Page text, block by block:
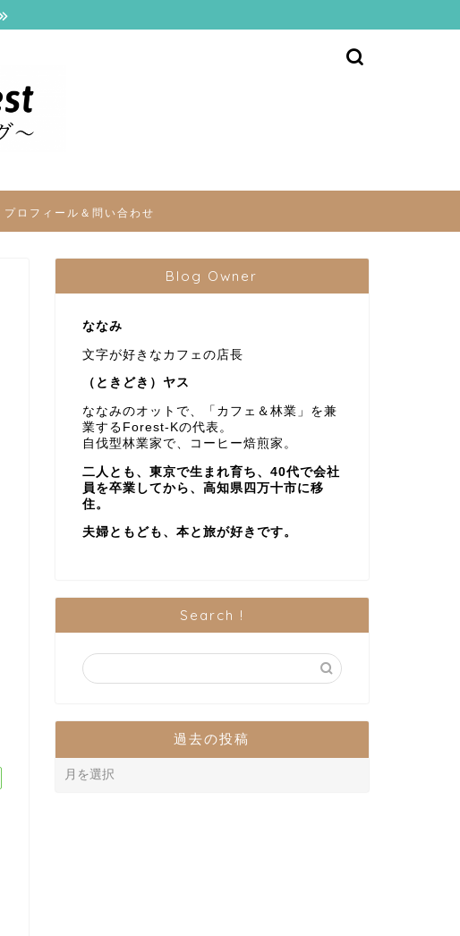
プロフィール＆問い合わせ
Blog Owner
ななみ
文字が好きなカフェの店長
（ときどき）ヤス
ななみのオットで、「カフェ＆林業」を兼
業するForest-Kの代表。
自伐型林業家で、コーヒー焙煎家。
二人とも、東京で生まれ育ち、40代で会社
員を卒業してから、高知県四万十市に移
住。
夫婦ともども、本と旅が好きです。
Search !
過去の投稿